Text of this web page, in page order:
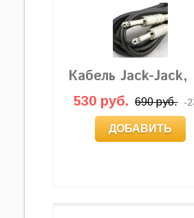
Кабель Jack-Jack,
530 руб. 690 руб. -
ДОБАВИТЬ